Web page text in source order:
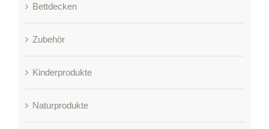
Bettdecken
Zubehör
Kinderprodukte
Naturprodukte